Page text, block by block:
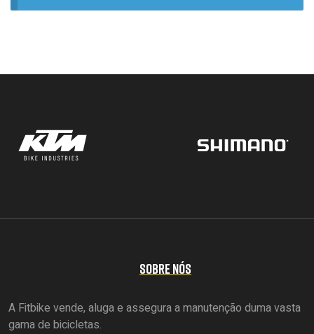
SOBRE NÓS
A Fitbike vende, aluga e assegura a manutenção duma vasta
gama de bicicletas.